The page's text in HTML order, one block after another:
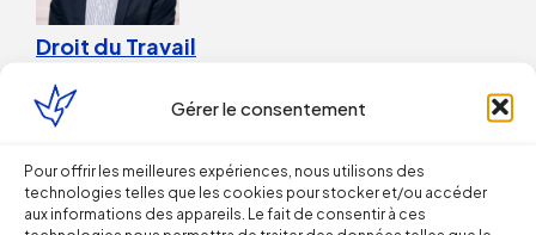
Gérer le consentement
Pour offrir les meilleures expériences, nous utilisons des
technologies telles que les cookies pour stocker et/ou accéder
aux informations des appareils. Le fait de consentir à ces
Droit du Travail
La répétition du versement d’une
engagement unilatéral de
l’employeur